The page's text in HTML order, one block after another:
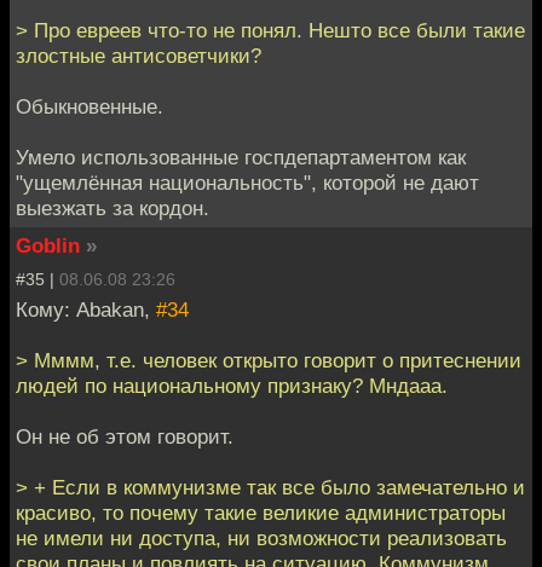
> Про евреев что-то не понял. Нешто все были такие
злостные антисоветчики?
Обыкновенные.
Умело использованные госпдепартаментом как
"ущемлённая национальность", которой не дают
выезжать за кордон.
Goblin »
#35 | 08.06.08 23:26
Кому: Abakan, #34
> Мммм, т.е. человек открыто говорит о притеснении
людей по национальному признаку? Мндааа.
Он не об этом говорит.
> + Если в коммунизме так все было замечательно и
красиво, то почему такие великие администраторы
не имели ни доступа, ни возможности реализовать